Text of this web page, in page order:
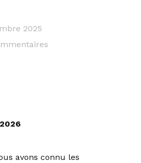
2025
avons connu les